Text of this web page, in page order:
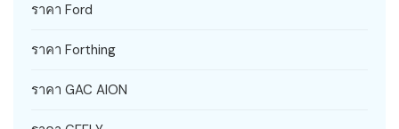
ราคา Ford
ราคา Forthing
ราคา GAC AION